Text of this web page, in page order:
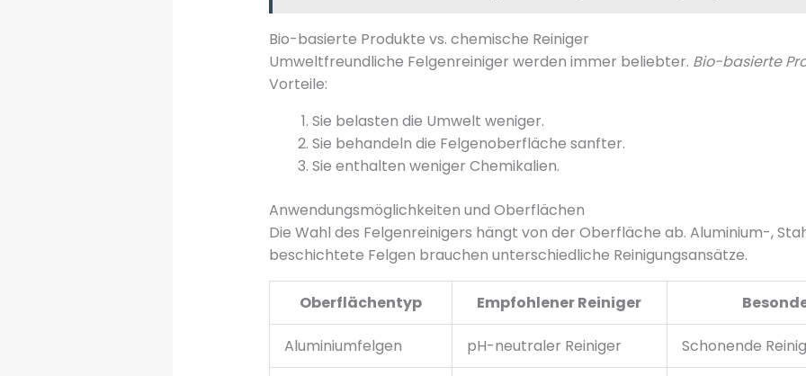
Bio-basierte Produkte vs. chemische Reiniger
Umweltfreundliche Felgenreiniger werden immer beliebter. Bio-basierte
Vorteile:
Sie belasten die Umwelt weniger.
Sie behandeln die Felgenoberfläche sanfter.
Sie enthalten weniger Chemikalien.
Anwendungsmöglichkeiten und Oberflächen
Die Wahl des Felgenreinigers hängt von der Oberfläche ab. Aluminium-,
beschichtete Felgen brauchen unterschiedliche Reinigungsansätze.
Oberflächentyp Empfohlener Reiniger
Aluminiumfelgen pH-neutraler Reiniger Schonende